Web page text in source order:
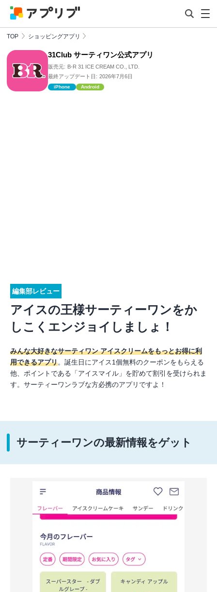
TOP ショッピングアプリ
31Club サーティワン公式アプリ
販売元: B-R 31 ICE CREAM CO., LTD.
最終アップデート日: 2026年7月6日
iPhone Android
編集部レビュー
アイスの王様サーティーワンをか
しこくエンジョイしましょ！
みんな大好きなサーティワン アイスクリームをもっとお得に利
用できるアプリ。誕生日にアイス1個無料のクーポンをもらえる
他、ポイントである「アイスマイル」を貯めて割引を受けられま
す。サーティーワンラブな方必携のアプリですよ！
サーティーワンの最新情報をゲット